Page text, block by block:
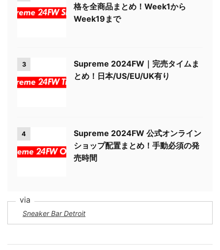
格を全商品まとめ！Week1から
Week19まで
3
Supreme 2024FW｜完売タイムま
とめ！日本/US/EU/UK有り
4
Supreme 2024FW 公式オンライン
ショップ配置まとめ！手動必須の発
売時間
Sneaker Bar Detroit